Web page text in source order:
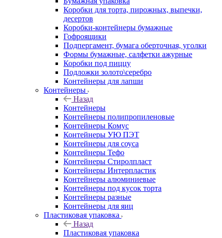
Коробки для торта, пирожных, выпечки,
десертов
Коробки-контейнеры бумажные
Гофроящики
Подпергамент, бумага оберточная, уголки
Формы бумажные, салфетки ажурные
Коробки под пиццу
Подложки золото\серебро
Контейнеры для лапши
Контейнеры
Назад
Контейнеры
Контейнеры полипропиленовые
Контейнеры Комус
Контейнеры УЮ ПЭТ
Контейнеры для соуса
Контейнеры Тефо
Контейнеры Стиролпласт
Контейнеры Интерпластик
Контейнеры алюминиевые
Контейнеры под кусок торта
Контейнеры разные
Контейнеры для яиц
Пластиковая упаковка
Назад
Пластиковая упаковка